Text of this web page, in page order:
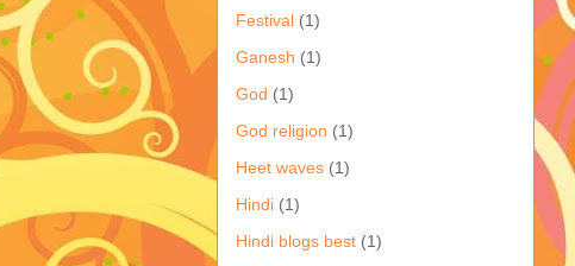
Festival (1)
Ganesh (1)
God (1)
God religion (1)
Heet waves (1)
Hindi (1)
Hindi blogs best (1)